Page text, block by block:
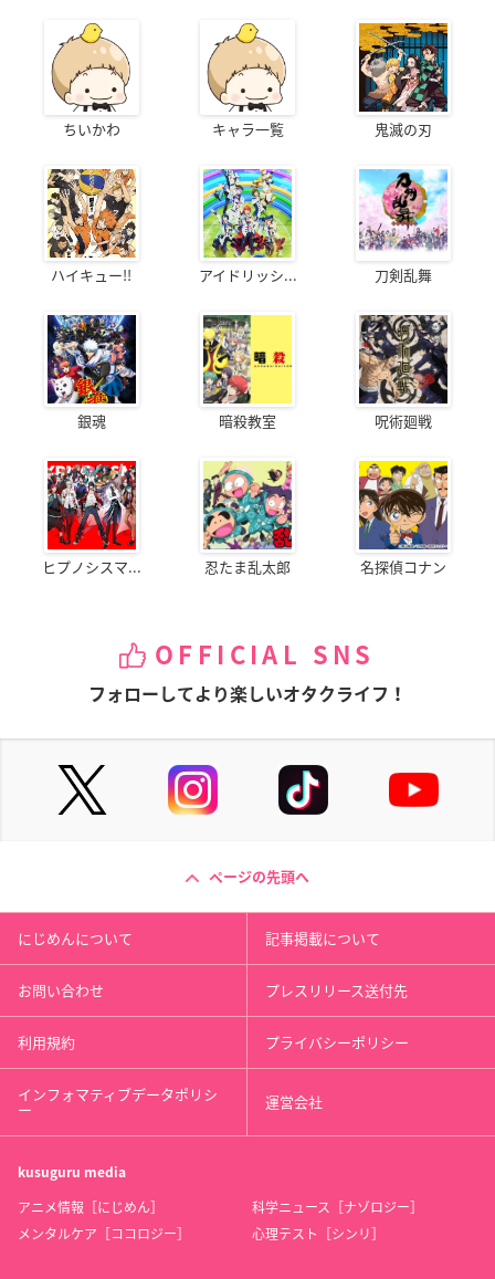
ちいかわ キャラ一覧 鬼滅の刃
ハイキュー!! アイドリッシ... 刀剣乱舞
銀魂 暗殺教室 呪術廻戦
ヒプノシスマ... 忍たま乱太郎 名探偵コナン
OFFICIAL SNS
フォローしてより楽しいオタクライフ！
ページの先頭へ
にじめんについて 記事掲載について
お問い合わせ プレスリリース送付先
利用規約 プライバシーポリシー
インフォマティブデータポリシ
ー 運営会社
kusuguru media
アニメ情報［にじめん］
科学ニュース［ナゾロジー］
メンタルケア［ココロジー］
心理テスト［シンリ］